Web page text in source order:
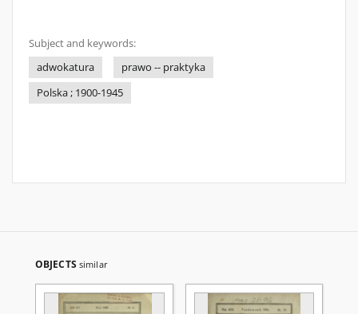
Subject and keywords:
adwokatura
prawo -- praktyka
Polska ; 1900-1945
OBJECTS similar